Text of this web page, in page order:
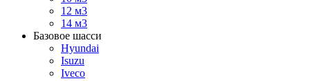
12 м3
14 м3
Базовое шасси
Hyundai
Isuzu
Iveco